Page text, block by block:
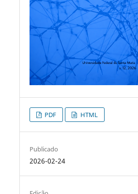
PDF HTML
Publicado
2026-02-24